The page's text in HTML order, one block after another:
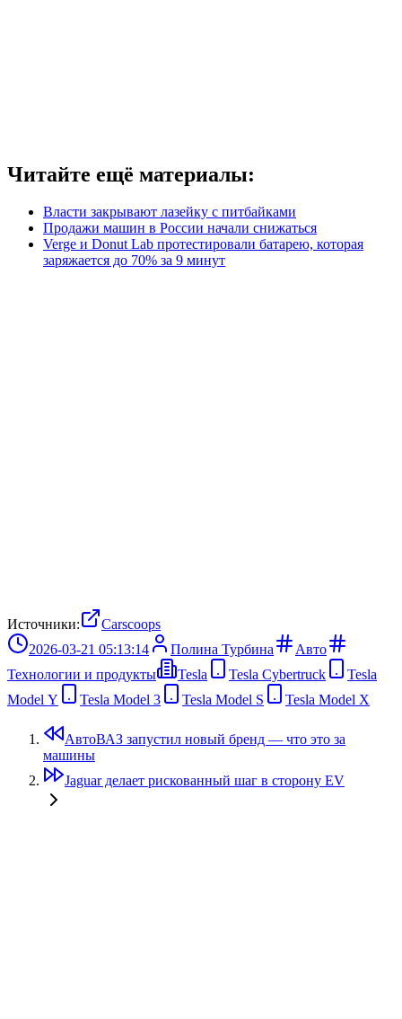
Читайте ещё материалы:
Власти закрывают лазейку с питбайками
Продажи машин в России начали снижаться
Verge и Donut Lab протестировали батарею, которая
заряжается до 70% за 9 минут
Источники:
Carscoops
2026-03-21 05:13:14
Полина Турбина
Авто
Технологии и продукты
Tesla Tesla Cybertruck
Tesla
Model Y
Tesla Model 3 Tesla Model S Tesla Model X
АвтоВАЗ запустил новый бренд — что это за
машины
Jaguar делает рискованный шаг в сторону EV